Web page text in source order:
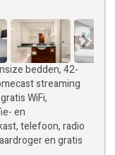
bedden, 42-
streaming
WiFi,
en
telefoon, radio
en gratis